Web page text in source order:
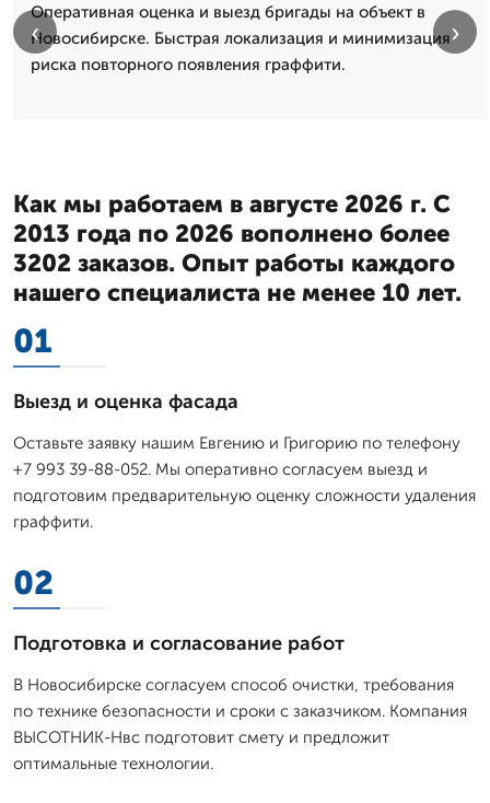
Оперативная оценка и выезд бригады на объект в
Новосибирске. Быстрая локализация и минимизация
риска повторного появления граффити.
‹ ›
Как мы работаем в августе 2026 г. С
2013 года по 2026 вополнено более
3202 заказов. Опыт работы каждого
нашего специалиста не менее 10 лет.
01
Выезд и оценка фасада
Оставьте заявку нашим Евгению и Григорию по телефону
+7 993 39-88-052. Мы оперативно согласуем выезд и
подготовим предварительную оценку сложности удаления
граффити.
02
Подготовка и согласование работ
В Новосибирске согласуем способ очистки, требования
по технике безопасности и сроки с заказчиком. Компания
ВЫСОТНИК-Нвс подготовит смету и предложит
оптимальные технологии.